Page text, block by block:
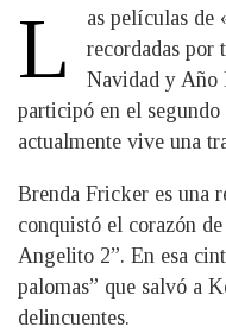
L
as películas de
recordadas por
Navidad y Año
participó en el
actualmente vive una
Brenda Fricker es una
conquistó el corazón
Angelito 2”. En esa
palomas” que salvó a
delincuentes.